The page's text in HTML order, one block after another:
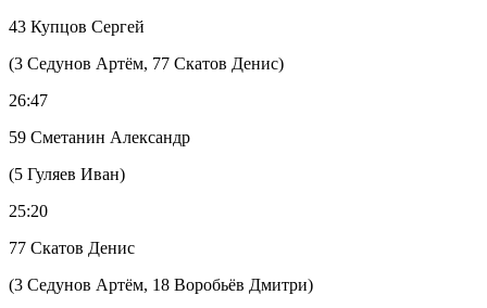
43 Купцов Сергей
(3 Седунов Артём, 77 Скатов Денис)
26:47
59 Сметанин Александр
(5 Гуляев Иван)
25:20
77 Скатов Денис
(3 Седунов Артём, 18 Воробьёв Дмитри)